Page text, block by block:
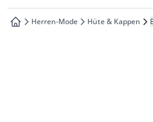
springen
springen
zur Startseite
Herren-Mode Hüte & Kappen